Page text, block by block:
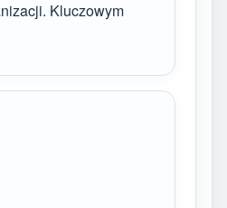
Kluczowym